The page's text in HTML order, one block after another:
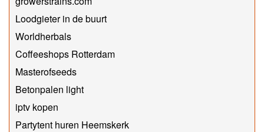
Loodgieter in de buurt
Worldherbals
Coffeeshops Rotterdam
Masterofseeds
Betonpalen light
iptv kopen
Partytent huren Heemskerk